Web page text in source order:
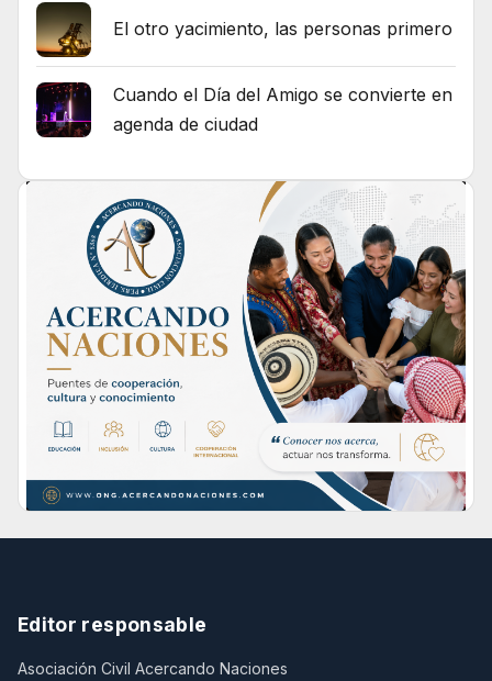
El otro yacimiento, las personas primero
Cuando el Día del Amigo se convierte en
agenda de ciudad
Editor responsable
Asociación Civil Acercando Naciones